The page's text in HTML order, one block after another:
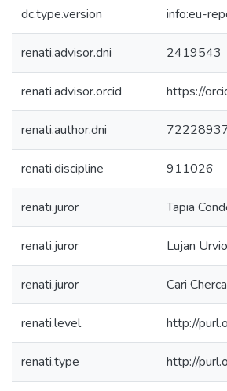
dc.type.version info:eu-
renati.advisor.dni 2419543
renati.advisor.orcid https://
renati.author.dni
renati.discipline 911026
renati.juror Tapia
renati.juror Lujan
renati.juror Cari
renati.level http://
renati.type http://